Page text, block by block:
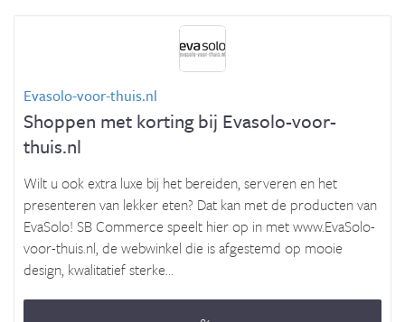
Evasolo-voor-thuis.nl
Shoppen met korting bij Evasolo-voor-
thuis.nl
Wilt u ook extra luxe bij het bereiden, serveren en het
presenteren van lekker eten? Dat kan met de producten van
EvaSolo! SB Commerce speelt hier op in met www.EvaSolo-
voor-thuis.nl, de webwinkel die is afgestemd op mooie
design, kwalitatief sterke...